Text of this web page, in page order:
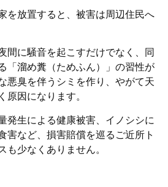
を放置すると、被害は周辺住民へ
間に騒音を起こすだけでなく、同
「溜め糞（ためふん）」の習性が
悪臭を伴うシミを作り、やがて天
原因になります。
発生による健康被害、イノシシに
害など、損害賠償を巡るご近所ト
も少なくありません。